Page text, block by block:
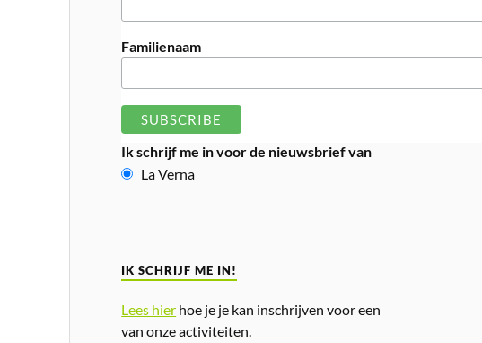
Familienaam
Ik schrijf me in voor de nieuwsbrief van
La Verna
IK SCHRIJF ME IN!
Lees hier hoe je je kan inschrijven voor een
van onze activiteiten.